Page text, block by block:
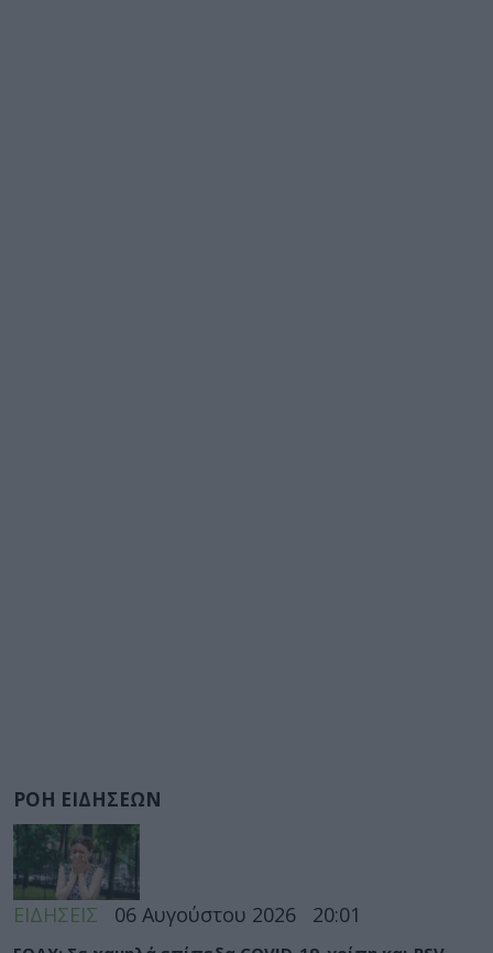
ΡΟΗ ΕΙΔΗΣΕΩΝ
ΕΙΔΗΣΕΙΣ 06 Αυγούστου 2026 20:01